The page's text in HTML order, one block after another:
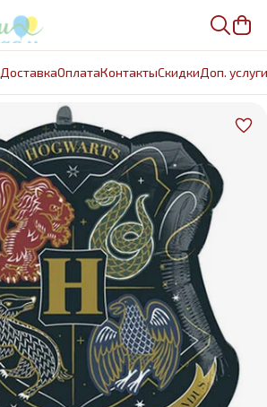
ДоставкаОплатаКонтактыCкидкиДоп. услуги